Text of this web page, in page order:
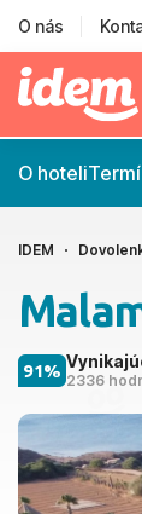
O nás
O hoteli
IDEM
2336
91%